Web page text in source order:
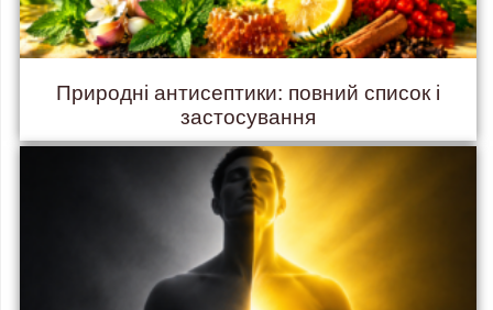
Природні антисептики: повний список і
застосування